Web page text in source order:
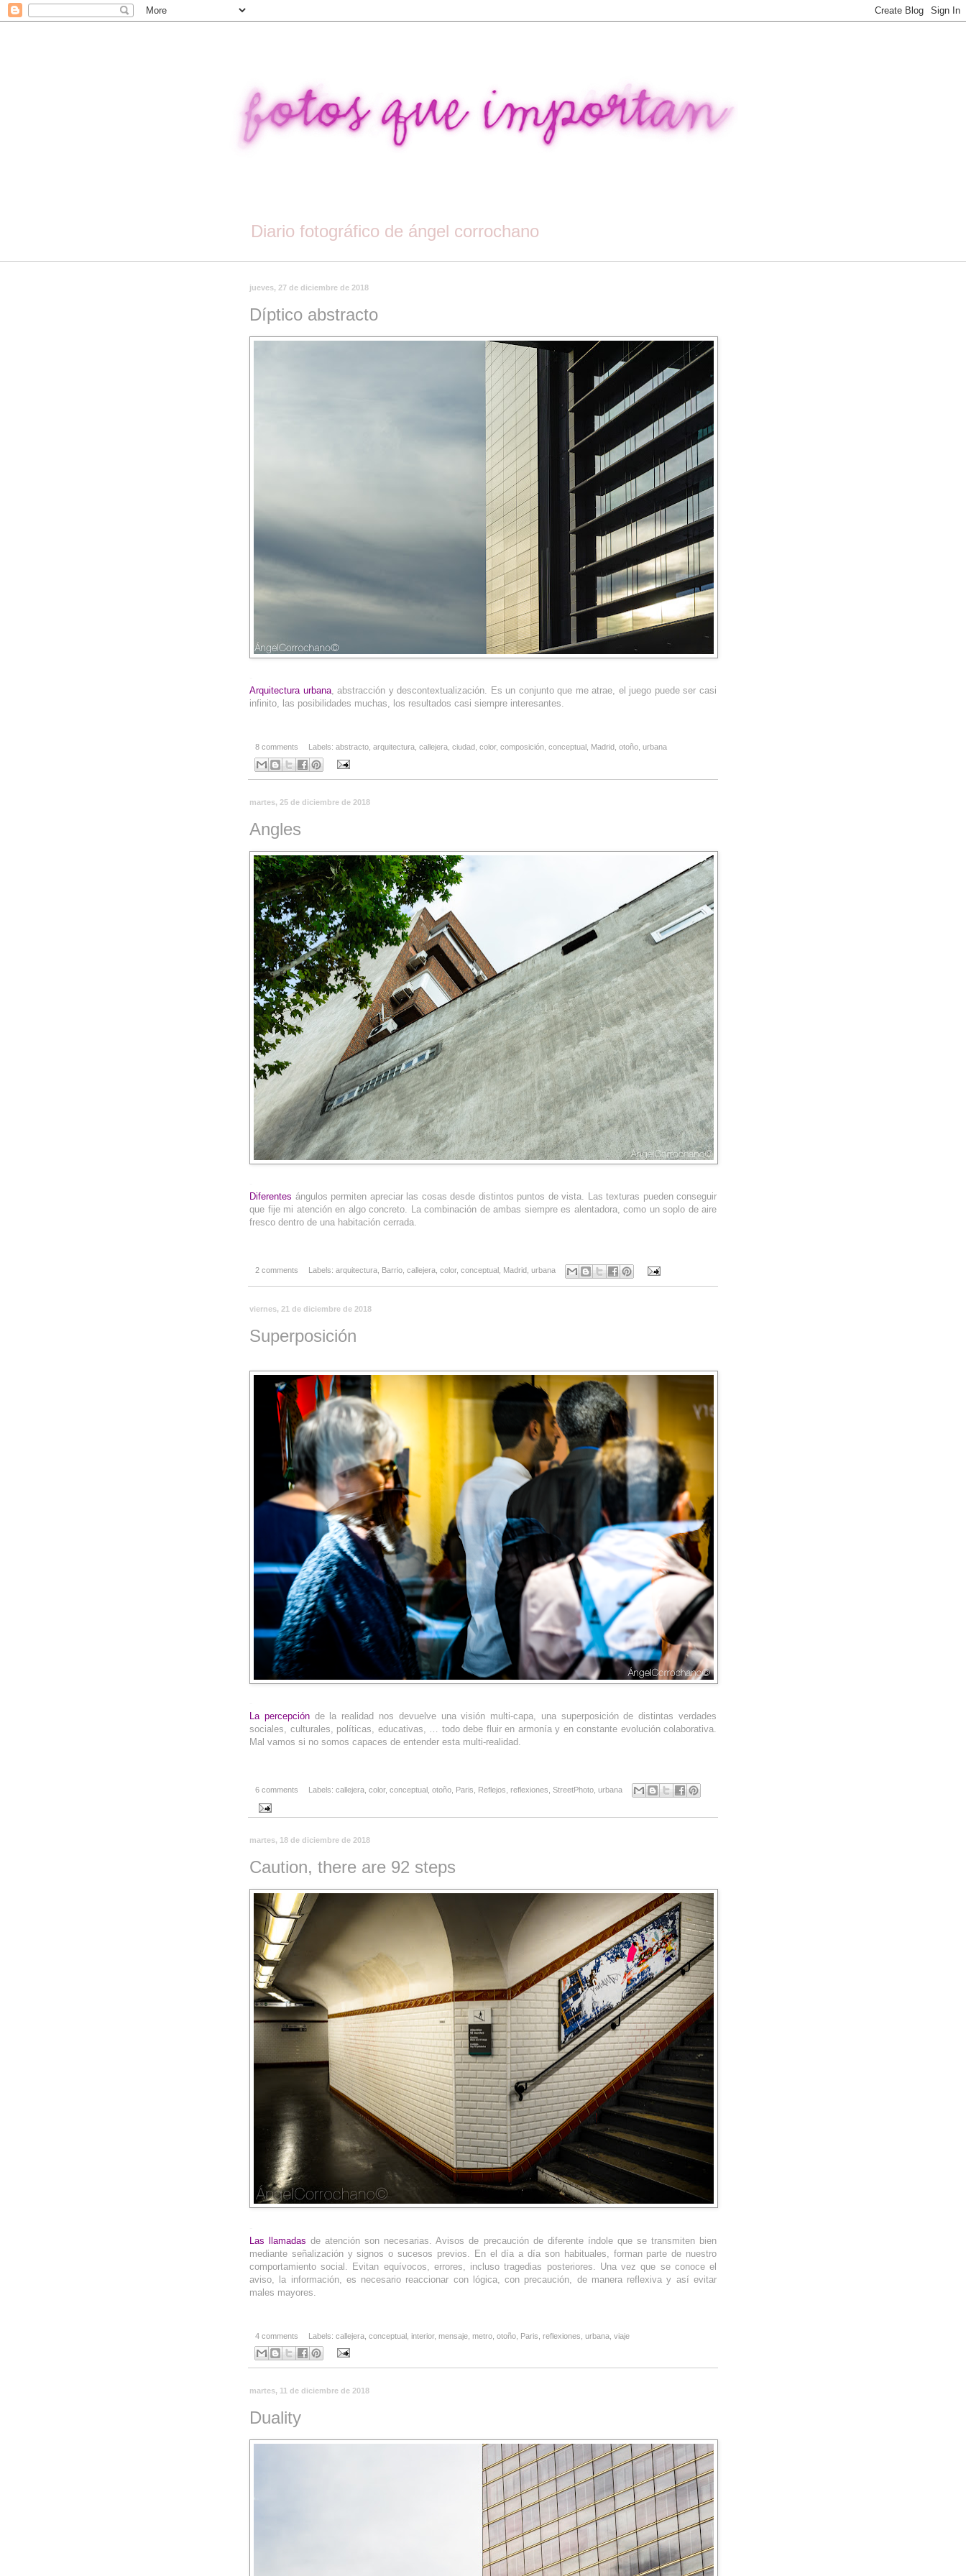
Diario fotográfico de ángel corrochano
jueves, 27 de diciembre de 2018
Díptico abstracto
Arquitectura urbana, abstracción y descontextualización. Es un conjunto que me atrae, el juego puede ser casi
infinito, las posibilidades muchas, los resultados casi siempre interesantes.
8 comments Labels: abstracto, arquitectura, callejera, ciudad color, composición, conceptual Madrid otoño, urbana
martes, 25 de diciembre de 2018
Angles
Diferentes ángulos permiten apreciar las cosas desde distintos puntos de vista. Las texturas pueden conseguir
que fije mi atención en algo concreto. La combinación de ambas siempre es alentadora, como un soplo de aire
fresco dentro de una habitación cerrada.
2 comments Labels: arquitectura, Barrio, callejera, color, conceptual Madrid urbana
viernes, 21 de diciembre de 2018
Superposición
La percepciónde la realidad nos devuelve una visión multi-capa, una superposición de distintas verdades
sociales, culturales, políticas, educativas, … todo debe fluir en armonía y en constante evolución colaborativa.
Mal vamos si no somos capaces de entender esta multi-realidad.
6 comments Labels: callejera, color, conceptual, otoño, Paris Reflejos reflexiones StreetPhoto, urbana
martes, 18 de diciembre de 2018
Caution, there are 92 steps
Las llamadasde atención son necesarias. Avisos de precaución de diferente índole que se transmiten bien
mediante señalización y signos o sucesos previos. En el día a día son habituales, forman parte de nuestro
comportamiento social. Evitan equívocos, errores, incluso tragedias posteriores. Una vez que se conoce el
aviso, la información, es necesario reaccionar con lógica, con precaución, de manera reflexiva y así evitar
males mayores.
4 comments Labels: callejera, conceptual, interior, mensaje, metro, otoño, Paris reflexiones urbana, viaje
martes, 11 de diciembre de 2018
Duality